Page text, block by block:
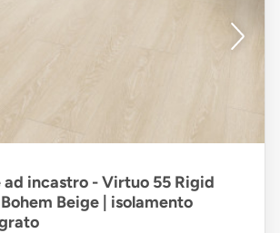
incastro - Virtuo 55 Rigid
Beige | isolamento